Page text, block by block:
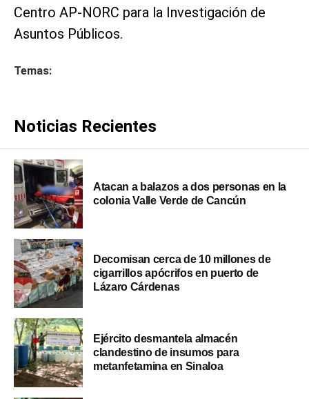
Centro AP-NORC para la Investigación de
Asuntos Públicos.
Temas:
Noticias Recientes
Atacan a balazos a dos personas en la
colonia Valle Verde de Cancún
Decomisan cerca de 10 millones de
cigarrillos apócrifos en puerto de
Lázaro Cárdenas
Ejército desmantela almacén
clandestino de insumos para
metanfetamina en Sinaloa